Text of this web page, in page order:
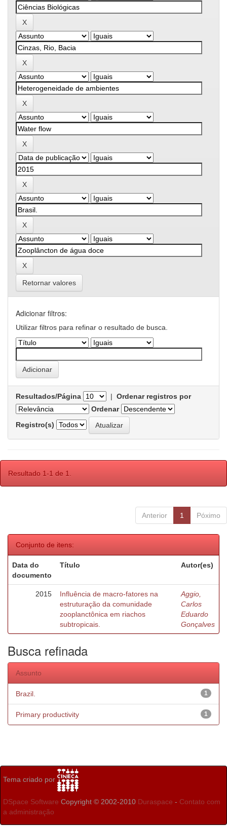
Retornar valores
Adicionar filtros:
Utilizar filtros para refinar o resultado de busca.
Resultados/Página | Ordenar registros por
Ordenar
Registro(s)
Resultado 1-1 de 1.
Anterior 1 Póximo
Conjunto de itens:
Data do
documento
Título Autor(es)
2015
Influência de macro-fatores na
estruturação da comunidade
zooplanctônica em riachos
subtropicais.
Aggio,
Carlos
Eduardo
Gonçalves
Busca refinada
Assunto
1
Brazil.
1
Primary productivity
Tema criado por
DSpace Software Copyright © 2002-2010 Duraspace - Contato com
a administração